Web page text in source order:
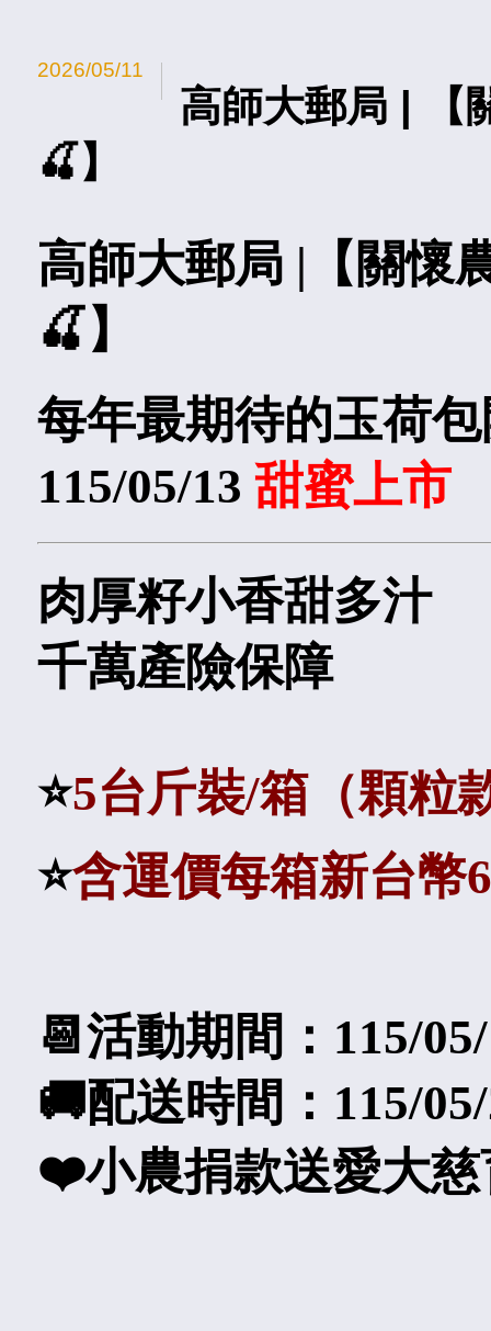
2026/05/11
高師大郵局 | 【
🍒】
高師大郵局 |【關懷
🍒】
每年最期待的玉荷
115/05/13 甜蜜上市
肉厚籽小香甜多汁
千萬產險保障
⭐️5台斤裝/箱（顆粒
⭐️含運價每箱新台幣
📆活動期間：115/
🚚配送時間：115/
❤️小農捐款送愛大慈